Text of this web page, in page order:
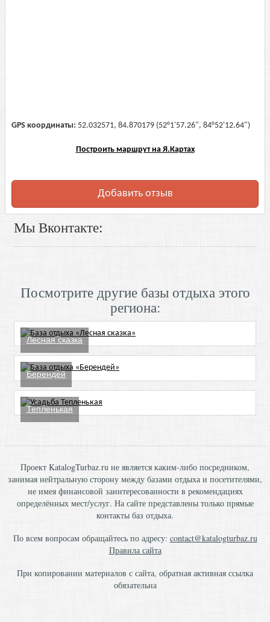
GPS координаты: 52.032571, 84.870179 (52°1'57.26", 84°52'12.64")
Построить маршрут на Я.Картах
Добавить отзыв
Мы Вконтакте:
Посмотрите другие базы отдыха этого
региона:
Лесная сказка
Берендей
Тепленькая
Проект KatalogTurbaz.ru не является каким-либо посредником,
занимая нейтральную сторону между базами отдыха и посетителями,
не имея финансовой заинтересованности в рекомендациях
определённых мест/услуг. На сайте представлены только прямые
контакты баз отдыха.
По всем вопросам обращайтесь по адресу: contact@katalogturbaz.ru
Правила сайта
При копировании материалов с сайта, обратная активная ссылка
обязательна